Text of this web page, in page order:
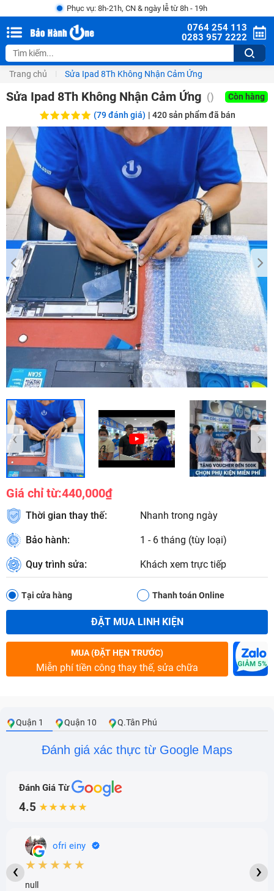
Phục vụ: 8h-21h, CN & ngày lễ từ 8h - 19h
0764 254 113
0283 957 2222
Trang chủ Sửa Ipad 8Th Không Nhận Cảm Ứng
Sửa Ipad 8Th Không Nhận Cảm Ứng ()
Còn hàng
(79 đánh giá) | 420sản phẩm đã bán
‹ ›
Giá chỉ từ:440,000₫
Thời gian thay thế: Nhanh trong ngày
Bảo hành: 1 - 6 tháng (tùy loại)
Quy trình sửa: Khách xem trực tiếp
Tại cửa hàng Thanh toán Online
ĐẶT MUA LINH KIỆN
MUA (ĐẶT HẸN TRƯỚC)
Miễn phí tiền công thay thế, sửa chữa
Quận 1 Quận 10 Q.Tân Phú
Đánh giá xác thực từ Google Maps
Đánh Giá Từ
4.5 ★★★★★
ofri einy
★★★★★
null
‹ ›